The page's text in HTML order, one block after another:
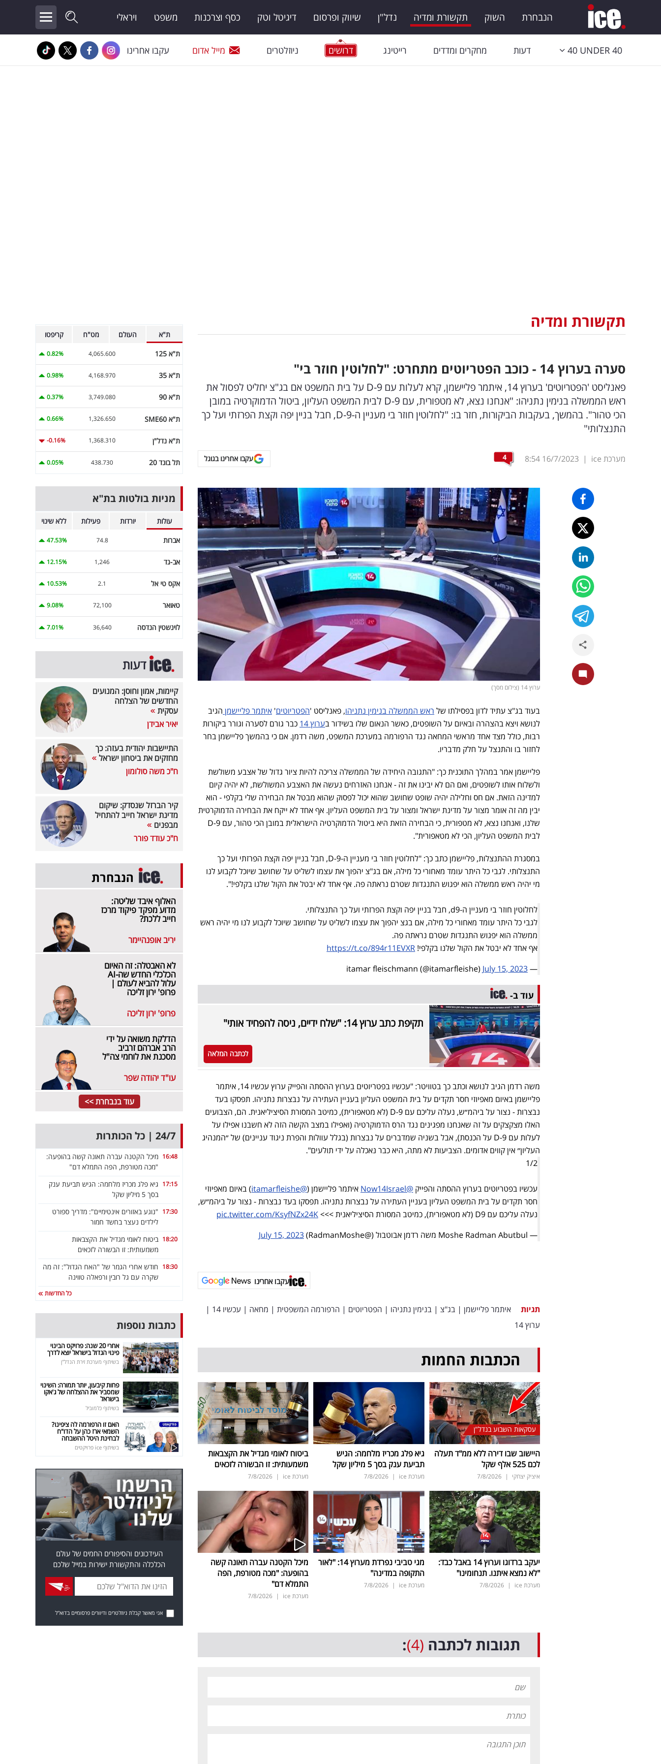
הנבחרת השוק תקשורת ומדיה נדל"ן שיווק ופרסום דיגיטל וטק כסף וצרכנות משפט ויראלי
40 UNDER 40 דעות מחקרים ומדדים רייטינג דרושים ניוזלטרים מייל אדום עקבו אחרינו
תקשורת ומדיה
סערה בערוץ 14 - כוכב הפטריוטים מתחרט: "לחלוטין חוזר בי"
פאנליסט 'הפטריוטים' בערוץ 14, איתמר פליישמן, קרא לעלות עם D-9 על בית המשפט אם בג"צ יחליט לפסול את
ראש הממשלה בנימין נתניהו: "אנחנו נצא, לא מטפורית, עם D-9 לבית המשפט העליון, ביטול הדמוקרטיה במובן
הכי טהור". בהמשך, בעקבות הביקורות, חזר בו: "לחלוטין חוזר בי מעניין ה-D-9, חבל בניין יפה וקצת הפרזתי ועל כך
התנצלותי"
מערכת ice |
16/7/2023
8:54
4 עקבו אחרינו בגוגל
ערוץ 14 (צילום מסך)
בעוד בג"צ עתיד לדון בפסילתו של ראש הממשלה בנימין נתניהו, פאנליסט 'הפטריוטים' איתמר פליישמן הגיב
לנושא ויצא בהצהרה ובאיום על השופטים, כאשר הנאום שלו בשידור בערוץ 14
כבר גורם לסערה וגורר ביקורות
רבות, כולל מצד אחד מראשי המחאה נגד הרפורמה במערכת המשפט, משה רדמן. אם כי בהמשך פליישמן בחר
לחזור בו והתנצל על חלק מדבריו.
פליישמן אמר במהלך התוכנית כך: "התגובה היחידה של הממשלה צריכה להיות ציור גדול של אצבע משולשת
ולשלוח אותו לשופטים, ואם הם לא יבינו את זה - אנחנו האזרחים נעשה את האצבע המשולשת, לא יהיה קיום
למדינה הזאת. אם חס וחלילה יהיה שופט שחושב שהוא יכול לפסוק שהוא מבטל את הבחירה שלי בקלפי - הוא
יבין מה זה אומר מצור על מדינת ישראל ומצור על בית המשפט העליון. אף אחד לא ייקח את הבחירה הדמוקרטית
שלנו, ואנחנו נצא, לא מטפורית, כי הבחירה הזאת היא ביטול הדמוקרטיה הישראלית במובן הכי טהור, עם D-9
לבית המשפט העליון, הכי לא מטאפורית".
במסגרת ההתנצלות, פליישמן כתב כך: "לחלוטין חוזר בי מעניין ה-D-9, חבל בניין יפה וקצת הפרזתי ועל כך
התנצלותי. לגבי כל היתר עומד מאחורי כל מילה, אם בג"צ יהפוך את עצמו לשליט על שחושב שיוכל לקבוע לנו
מי יהיה ראש ממשלה הוא יפגוש התנגדות שטרם נראתה פה. אף אחד לא יבטל את הקול שלנו בקלפי!".
לחלוטין חוזר בי מעניין ה-d9, חבל בניין יפה וקצת הפרזתי ועל כך התנצלותי.
לגבי כל היתר עומד מאחורי כל מילה, אם בגצ יהפוך את עצמו לשליט על שחושב שיוכל לקבוע לנו מי יהיה ראש
ממשלה הוא יפגוש התנגדות שטרם נראתה פה.
אף אחד לא יבטל את הקול שלנו בקלפי! https://t.co/894r11EVXR
— itamar fleischmann (@itamarfleishe)
July 15, 2023
עוד ב-
תקיפת כתב ערוץ 14: "שלח ידיים, ניסה להפחיד אותי"
לכתבה המלאה
משה רדמן הגיב לנושא וכתב כך בטוויטר: "עכשיו בפטריוטים בערוץ ההסתה והפייק ערוץ עכשיו 14, איתמר
פליישמן באיום מאפיוזי חסר תקדים על בית המשפט העליון בעניין העתירה על נבצרות נתניהו. תפסקו בעד
נבצרות - נצור על ביהמ״ש, נעלה עליכם עם D-9 (לא מטאפורית), כמיטב המסורת הסיציליאנית. הם, הצבועים
האלו מצקצקים על זה שאנחנו מפגינים נגד הרס הדמוקרטיה (ואפילו במצב הקשה הזה לא חשבנו אפילו על
לעלות עם D-9 על הכנסת), אבל בשניה שמדברים על נבצרות (בגלל עוולות והפרת ניגוד עניינים) של ״המנהיג
העליון״ אין קווים אדומים. הצביעות לא מתה, היא כבר נאכלה על ידי תולעים".
1/2
עכשיו בפטריוטים בערוץ ההסתה והפייק @Now14Israel איתמר פליישמן (@itamarfleishe
) באיום מאפיוזי
חסר תקדים על בית המשפט העליון בעניין העתירה על נבצרות נתניהו. תפסקו בעד נבצרות - נצור על ביהמ״ש,
נעלה עליכם עם D9 (לא מטאפורית), כמיטב המסורת הסיציליאנית >>>
pic.twitter.com/KsyfNZx24K
— Moshe Radman Abutbul משה רדמן אבוטבול (@RadmanMoshe)
July 15, 2023
עקבו אחרינו
תגיות איתמר פליישמן | בג"צ | בנימין נתניהו | הפטריוטים | הרפורמה המשפטית | מחאה | עכשיו 14
|
ערוץ 14
הכתבות החמות
עסקאות השבוע בנדל"ן
היישוב שבו דירה ללא ממ"ד תעלה
לכם 525 אלף שקל
איציק יצחקי |
7/8/2026
גיא פלג מכריז מלחמה: הגיש
תביעת ענק בסך 5 מיליון שקל
מערכת ice |
7/8/2026
ביטוח לאומי מגדיל את הקצבאות
משמעותית: זו הבשורה לזכאים
מערכת ice |
7/8/2026
יעקב ברדוגו וערוץ 14 באבל כבד:
"לא נמצא איתנו. תנחומינו"
מערכת ice |
7/8/2026
מגי טביבי נפרדת מערוץ 14: "לאור
התקופה במדינה"
מערכת ice |
7/8/2026
מיכל הקטנה עברה תאונה קשה
בהופעה: "מכה מטורפת, הפה
התמלא דם"
מערכת ice |
7/8/2026
תגובות לכתבה (4)
:
ת"א העולם מט"ח קריפטו
ת"א 125 4,065.600
0.82%
ת"א 35 4,168.970
0.98%
ת"א 90 3,749.080
0.37%
ת"א SME60 1,326.650
0.66%
ת"א נדל"ן 1,368.310
-0.16%
תל בונד 20 438.730
0.05%
מניות בולטות בת"א
עולות יורדות פעילות ללא שינוי
אברות 74.8
47.53%
אב-גד 1,246
12.15%
אקס טי אל 2.1
10.53%
טאואר 72,100
9.08%
לוינשטין הנדסה 36,640
7.01%
דעות
קיימות, אמון וחוסן: המנועים
החדשים של הצלחה
עסקית
יאיר אבידן
התיישבות יהודית בעזה: כך
מחזקים את ביטחון ישראל
ח"כ משה סולומון
קיר הברזל שנסדק: שיקום
מדינת ישראל חייב להתחיל
מבפנים
ח"כ עודד פורר
הנבחרת
האלוף איבד שליטה:
מדוע מפקד פיקוד מרכז
חייב ללכת?
יריב אופנהיימר
לא האבטלה: זה האיום
הכלכלי החדש שה-AI
עלול להביא לעולם |
פרופ' ירון זליכה
פרופ' ירון זליכה
הדלקת משואה על ידי
הרב אברהם זרביב
מסכנת את לוחמי צה"ל
עו"ד יהודה שפר
עוד בנבחרת >>
24/7 | כל הכותרות
16:48 מיכל הקטנה עברה תאונה קשה בהופעה:
"מכה מטורפת, הפה התמלא דם"
17:15 גיא פלג מכריז מלחמה: הגיש תביעת ענק
בסך 5 מיליון שקל
17:30 "נוגע באזורים אינטימיים": מדריך ספורט
לילדים נעצר בחשד חמור
18:20 ביטוח לאומי מגדיל את הקצבאות
משמעותית: זו הבשורה לזכאים
18:30 חודש אחרי הגמר של "האח הגדול": זה מה
שקרה עם גל רובין ורפאלה טווינה
כל החדשות
כתבות נוספות
אחרי 20 שנה: פרויקט הבינוי
פינוי הגדול בישראל יוצא לדרך
בשיתוף מערכת זירת הנדל"ן
פחות קיבעון, יותר תמורה: השינוי
שמסביר את ההצלחה של ג'אקו
בישראל
בשיתוף כלמוביל
האם זו הרפורמה לה ציפינו?
השמאי ארז כהן על הדו"ח
לבחינת היטל ההשבחה
בשיתוף ice פרויקטים
העידכונים והסיפורים החמים של עולם
הכלכלה והתקשורת ישירות במייל שלכם
אני מאשר קבלת ניוזלטרים ודיוורים פרסומיים בדוא"ל